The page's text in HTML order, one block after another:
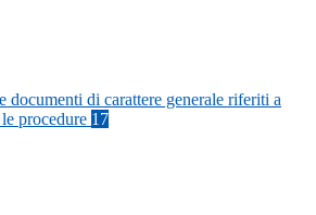
documenti di carattere generale riferiti a
procedure 17